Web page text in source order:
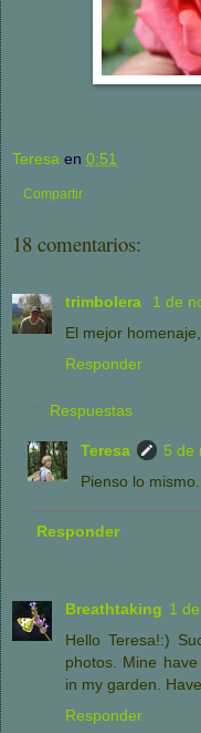
Teresa en 0:51
Compartir
18 comentarios:
trimbolera
1 de
El mejor
Responder
Respuestas
Teresa
5 de
Pienso lo mismo.
Responder
Breathtaking 1
Hello Teresa!:)
photos. Mine
in my garden.
Responder